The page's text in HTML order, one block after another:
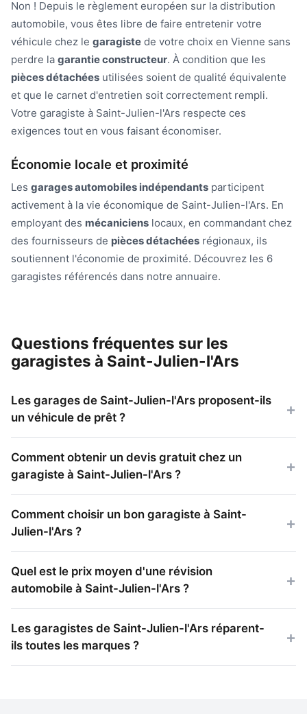
Non ! Depuis le règlement européen sur la distribution
automobile, vous êtes libre de faire entretenir votre
véhicule chez le garagiste de votre choix en Vienne sans
perdre la garantie constructeur. À condition que les
pièces détachées utilisées soient de qualité équivalente
et que le carnet d'entretien soit correctement rempli.
Votre garagiste à Saint-Julien-l'Ars respecte ces
exigences tout en vous faisant économiser.
Économie locale et proximité
Les garages automobiles indépendants participent
activement à la vie économique de Saint-Julien-l'Ars. En
employant des mécaniciens locaux, en commandant chez
des fournisseurs de pièces détachées régionaux, ils
soutiennent l'économie de proximité. Découvrez les 6
garagistes référencés dans notre annuaire.
Questions fréquentes sur les
garagistes à Saint-Julien-l'Ars
Les garages de Saint-Julien-l'Ars proposent-ils
un véhicule de prêt ?
Comment obtenir un devis gratuit chez un
garagiste à Saint-Julien-l'Ars ?
Comment choisir un bon garagiste à Saint-
Julien-l'Ars ?
Quel est le prix moyen d'une révision
automobile à Saint-Julien-l'Ars ?
Les garagistes de Saint-Julien-l'Ars réparent-
ils toutes les marques ?